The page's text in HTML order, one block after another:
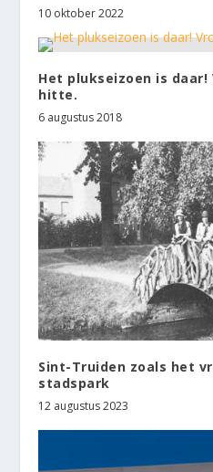
10 oktober 2022
Het plukseizoen is
hitte.
6 augustus 2018
Sint-Truiden zoals het
stadspark
12 augustus 2023